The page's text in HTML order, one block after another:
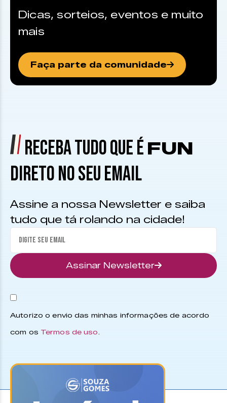
Dicas, sorteios, eventos e muito
mais
Faça parte da comunidade
RECEBA TUDO QUE É FUN
DIRETO NO SEU EMAIL
Assine a nossa Newsletter e saiba
tudo que tá rolando na cidade!
Assinar Newsletter
Autorizo o envio das minhas informações de acordo
com os Termos de uso